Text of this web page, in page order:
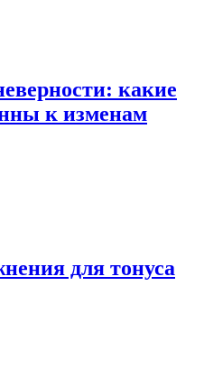
какие
к изменам
для тонуса